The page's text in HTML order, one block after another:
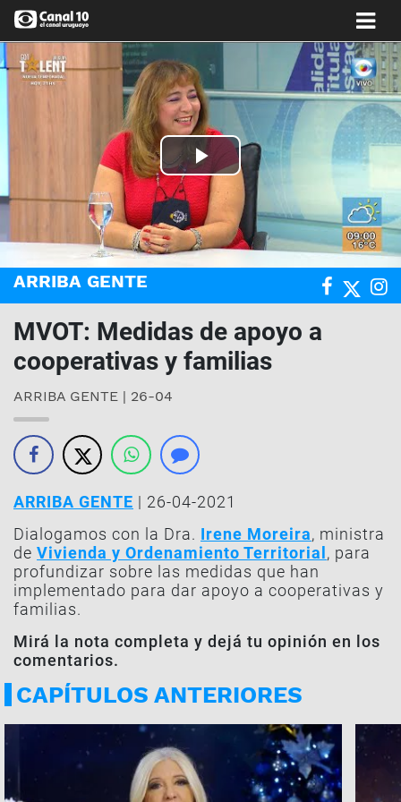
Play
Video
ARRIBA GENTE
MVOT: Medidas de apoyo a
cooperativas y familias
ARRIBA GENTE | 26-04
ARRIBA GENTE | 26-04-2021
Dialogamos con la Dra. Irene Moreira, ministra
de Vivienda y Ordenamiento Territorial , para
profundizar sobre las medidas que han
implementado para dar apoyo a cooperativas y
familias.
Mirá la nota completa y dejá tu opinión en los
comentarios.
CAPÍTULOS ANTERIORES